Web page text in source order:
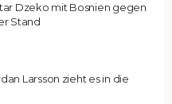
Dzeko mit Bosnien gegen
Stand
Larsson zieht es in die